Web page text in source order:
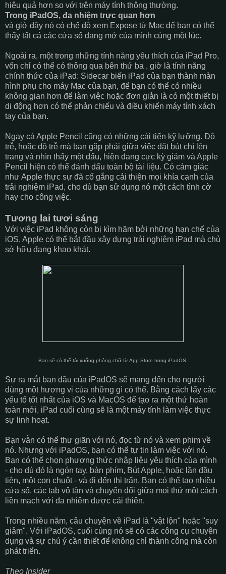
hiệu quả hơn so với trên máy tính thông thường.
Trong iPadOS, đa nhiệm trực quan hơn
và giờ đây nó có chế độ xem Expose từ Mac để bạn có thể
thấy tất cả các cửa sổ đang mở của mình cùng một lúc.
Ngoài ra, một trong những tính năng yêu thích của iPad Pro,
vốn chỉ có thể có thông qua bên thứ ba , giờ là tính năng
chính thức của iPad: Sidecar biến iPad của bạn thành màn
hình phụ cho máy Mac của bạn, để bạn có thể có nhiều
không gian hơn để làm việc hoặc đơn giản là có một thiết bị
di động hơn có thể phản chiếu và điều khiển máy tính xách
tay của bạn.
Ngay cả Apple Pencil cũng có những cải tiến kỹ lưỡng. Độ
trễ, hoặc độ trễ mà bạn gặp phải giữa việc đặt bút chì lên
trang và nhìn thấy một dấu, hiện đang cực kỳ giảm và Apple
Pencil hiện có thể đánh dấu toàn bộ tài liệu. Có cảm giác
như Apple thực sự đã cố gắng cải thiện mọi khía cạnh của
trải nghiệm iPad, cho dù bạn sử dụng nó một cách tình cờ
hay cho công việc.
Tương lai tươi sáng
Với việc iPad không còn bị kìm hãm bởi những hạn chế của
iOS, Apple có thể bắt đầu xây dựng trải nghiệm iPad mà chủ
sở hữu đang khao khát.
Bạn sẽ có thể tải xuống phông chữ từ App Store trong iPadOS.
Sự ra mắt ban đầu của iPadOS sẽ mang đến cho người
dùng một hương vị của những gì có thể. Bằng cách lấy các
yếu tố tốt nhất của iOS và MacOS để tạo ra một thứ hoàn
toàn mới, iPad cuối cùng sẽ là một máy tính làm việc thực
sự linh hoạt.
Bạn vẫn có thể thư giãn với nó, đọc từ nó và xem phim về
nó. Nhưng với iPadOS, bạn có thể tự tin làm việc với nó.
Bạn có thể chọn phương thức nhập liệu yêu thích của mình
- cho dù đó là ngón tay, bàn phím, Bút Apple, hoặc lần đầu
tiên, một con chuột - và đi đến thị trấn. Bạn có thể tạo nhiều
cửa sổ, các tab vô tận và chuyển đổi giữa mọi thứ một cách
liền mạch với đa nhiệm được cải thiện.
Trong nhiều năm, câu chuyện về iPad là "vật lộn" hoặc "suy
giảm". Với iPadOS, cuối cùng nó sẽ có các công cụ chuyên
dụng và sự chú ý cần thiết để không chỉ thành công mà còn
phát triển.
Theo Insider